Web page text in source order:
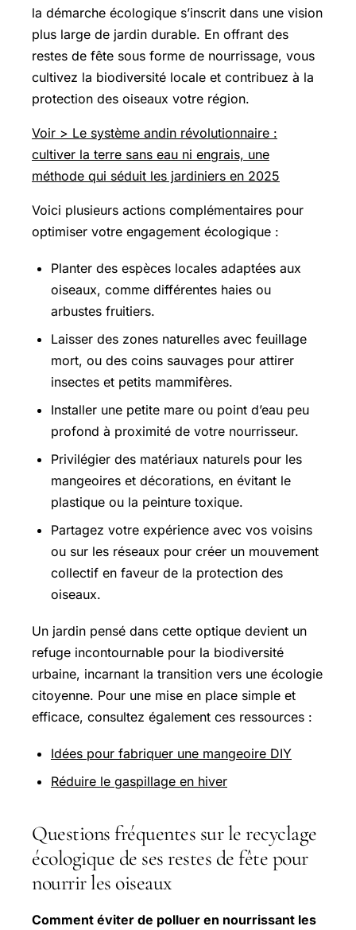
la démarche écologique s’inscrit dans une vision
plus large de jardin durable. En offrant des
restes de fête sous forme de nourrissage, vous
cultivez la biodiversité locale et contribuez à la
protection des oiseaux votre région.
Voir > Le système andin révolutionnaire :
cultiver la terre sans eau ni engrais, une
méthode qui séduit les jardiniers en 2025
Voici plusieurs actions complémentaires pour
optimiser votre engagement écologique :
Planter des espèces locales adaptées aux
oiseaux, comme différentes haies ou
arbustes fruitiers.
Laisser des zones naturelles avec feuillage
mort, ou des coins sauvages pour attirer
insectes et petits mammifères.
Installer une petite mare ou point d’eau peu
profond à proximité de votre nourrisseur.
Privilégier des matériaux naturels pour les
mangeoires et décorations, en évitant le
plastique ou la peinture toxique.
Partagez votre expérience avec vos voisins
ou sur les réseaux pour créer un mouvement
collectif en faveur de la protection des
oiseaux.
Un jardin pensé dans cette optique devient un
refuge incontournable pour la biodiversité
urbaine, incarnant la transition vers une écologie
citoyenne. Pour une mise en place simple et
efficace, consultez également ces ressources :
Idées pour fabriquer une mangeoire DIY
Réduire le gaspillage en hiver
Questions fréquentes sur le recyclage
écologique de ses restes de fête pour
nourrir les oiseaux
Comment éviter de polluer en nourrissant les